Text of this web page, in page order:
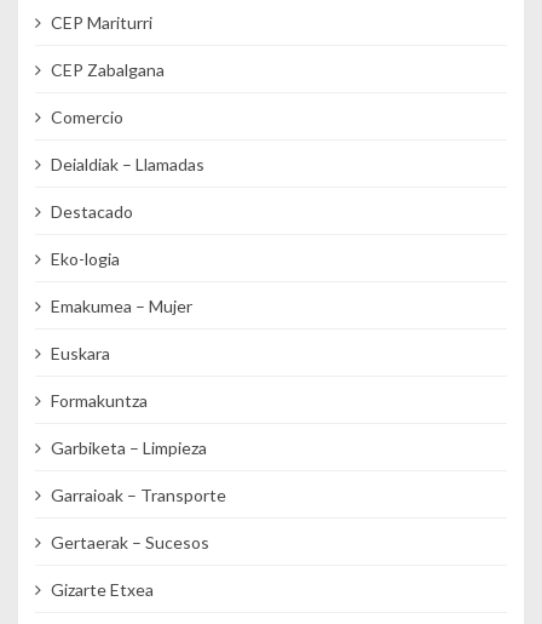
CEP Mariturri
CEP Zabalgana
Comercio
Deialdiak – Llamadas
Destacado
Eko-logia
Emakumea – Mujer
Euskara
Formakuntza
Garbiketa – Limpieza
Garraioak – Transporte
Gertaerak – Sucesos
Gizarte Etxea